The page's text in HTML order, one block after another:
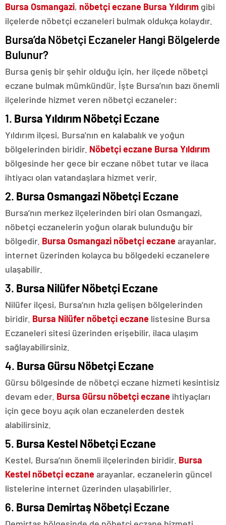
Bursa Osmangazi, nöbetçi eczane Bursa Yıldırım gibi
ilçelerde nöbetçi eczaneleri bulmak oldukça kolaydır.
Bursa’da Nöbetçi Eczaneler Hangi Bölgelerde
Bulunur?
Bursa geniş bir şehir olduğu için, her ilçede nöbetçi
eczane bulmak mümkündür. İşte Bursa’nın bazı önemli
ilçelerinde hizmet veren nöbetçi eczaneler:
1. Bursa Yıldırım Nöbetçi Eczane
Yıldırım ilçesi, Bursa’nın en kalabalık ve yoğun
bölgelerinden biridir. Nöbetçi eczane Bursa Yıldırım
bölgesinde her gece bir eczane nöbet tutar ve ilaca
ihtiyacı olan vatandaşlara hizmet verir.
2. Bursa Osmangazi Nöbetçi Eczane
Bursa’nın merkez ilçelerinden biri olan Osmangazi,
nöbetçi eczanelerin yoğun olarak bulunduğu bir
bölgedir. Bursa Osmangazi nöbetçi eczanearayanlar,
internet üzerinden kolayca bu bölgedeki eczanelere
ulaşabilir.
3. Bursa Nilüfer Nöbetçi Eczane
Nilüfer ilçesi, Bursa’nın hızla gelişen bölgelerinden
biridir. Bursa Nilüfer nöbetçi eczane listesine Bursa
Eczaneleri sitesi üzerinden erişebilir, ilaca ulaşım
sağlayabilirsiniz.
4. Bursa Gürsu Nöbetçi Eczane
Gürsu bölgesinde de nöbetçi eczane hizmeti kesintisiz
devam eder. Bursa Gürsu nöbetçi eczane ihtiyaçları
için gece boyu açık olan eczanelerden destek
alabilirsiniz.
5. Bursa Kestel Nöbetçi Eczane
Kestel, Bursa’nın önemli ilçelerinden biridir. Bursa
Kestel nöbetçi eczanearayanlar, eczanelerin güncel
listelerine internet üzerinden ulaşabilirler.
6. Bursa Demirtaş Nöbetçi Eczane